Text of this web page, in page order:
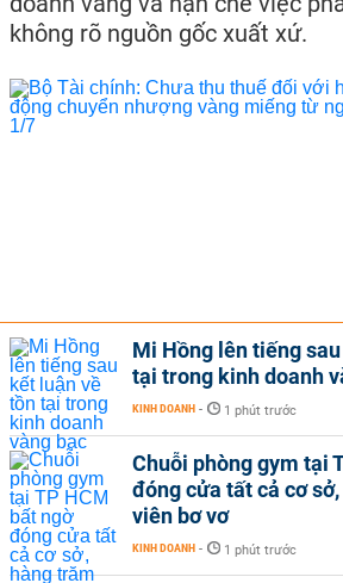
không rõ nguồn gốc xuất xứ.
Mi Hồng lên tiếng
tại trong kinh doanh
KINH DOANH - 1 phút trước
Chuỗi phòng gym tại
đóng cửa tất cả cơ
viên bơ vơ
KINH DOANH - 1 phút trước